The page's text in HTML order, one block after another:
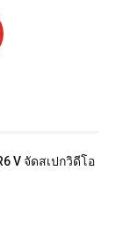
V จัดสเปกวิดีโอ